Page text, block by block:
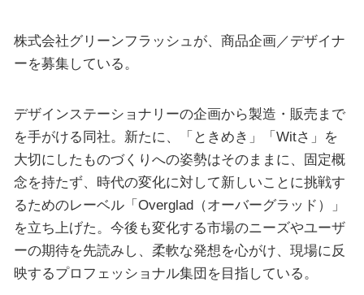
株式会社グリーンフラッシュが、商品企画／デザイナ
ーを募集している。
デザインステーショナリーの企画から製造・販売まで
を手がける同社。新たに、「ときめき」「Witさ」を
大切にしたものづくりへの姿勢はそのままに、固定概
念を持たず、時代の変化に対して新しいことに挑戦す
るためのレーベル「Overglad（オーバーグラッド）」
を立ち上げた。今後も変化する市場のニーズやユーザ
ーの期待を先読みし、柔軟な発想を心がけ、現場に反
映するプロフェッショナル集団を目指している。